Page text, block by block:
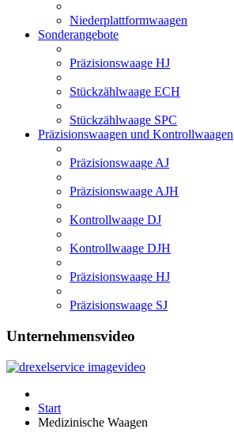
Niederplattformwaagen
Sonderangebote
Präzisionswaage HJ
Stückzählwaage ECH
Stückzählwaage SPC
Präzisionswaagen und Kontrollwaagen
Präzisionswaage AJ
Präzisionswaage AJH
Kontrollwaage DJ
Kontrollwaage DJH
Präzisionswaage HJ
Präzisionswaage SJ
Unternehmensvideo
Start
Medizinische Waagen